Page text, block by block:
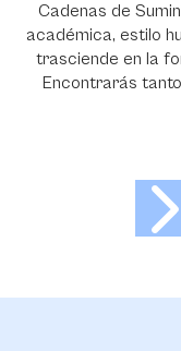
Cadenas de
académica, estilo
trasciende en la
Encontrarás